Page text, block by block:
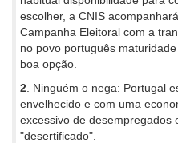
escolher, a CNIS
Campanha Eleitoral com a
no povo português
boa opção.
2 . Ninguém o nega: Portugal
envelhecido e com uma
excessivo de desempregados
"desertificado".